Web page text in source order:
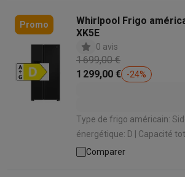
Promo
Whirlpool Frigo
XK5E
0 avis
1 699,00 €
1 299,00 €
-24%
Type de frigo américain: Side-by-
énergétique: D | Capacité totale: 578 L |
Dispensateur: Distributeur
Comparer